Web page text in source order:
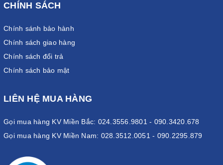
CHÍNH SÁCH
Chính sánh bảo hành
Chính sách giao hàng
Chính sách đổi trả
Chính sách bảo mật
LIÊN HỆ MUA HÀNG
Gọi mua hàng KV Miền Bắc: 024.3556.9801 - 090.3420.678
Gọi mua hàng KV Miền Nam: 028.3512.0051 - 090.2295.879